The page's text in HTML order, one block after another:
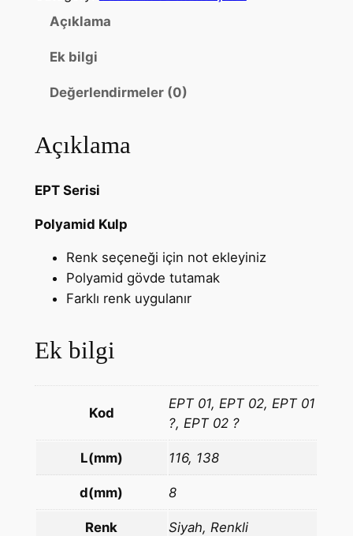
Açıklama
Ek bilgi
Değerlendirmeler (0)
Açıklama
EPT Serisi
Polyamid Kulp
Renk seçeneği için not ekleyiniz
Polyamid gövde tutamak
Farklı renk uygulanır
Ek bilgi
Kod
EPT 01, EPT 02, EPT 01
?, EPT 02 ?
L(mm) 116, 138
d(mm) 8
Renk Siyah, Renkli